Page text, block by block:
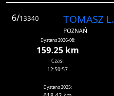
6/13340 TOMASZ L.
POZNAŃ
Dystans 2026-08:
159.25 km
Czas:
12:50:57
Dystans 2025: